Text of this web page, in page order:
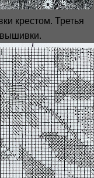
крестом. Третья